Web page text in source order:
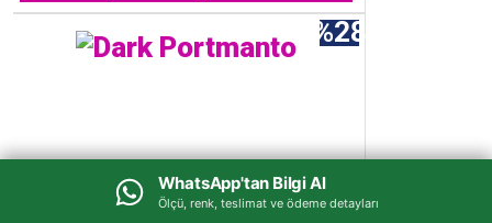
WhatsApp'tan Bilgi Al
Ölçü, renk, teslimat ve ödeme detayları
%28
WhatsApp'tan Bilgi Al
Ölçü, renk, teslimat ve ödeme detayları